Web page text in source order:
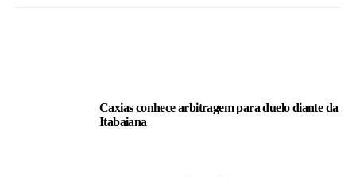
Caxias conhece arbitragem para duelo diante da
Itabaiana